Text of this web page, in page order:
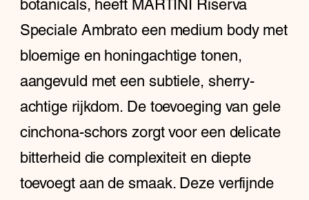
botanicals, heeft MARTINI Riserva
Speciale Ambrato een medium body met
bloemige en honingachtige tonen,
aangevuld met een subtiele, sherry-
achtige rijkdom. De toevoeging van gele
cinchona-schors zorgt voor een delicate
bitterheid die complexiteit en diepte
toevoegt aan de smaak. Deze verfijnde